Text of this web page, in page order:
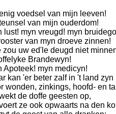
voedsel van mijn leeven!
van mijn ouderdom!
lust! myn vreugd! myn
van myn droeve zinnen!
zou uw ed'le deugd niet
Brandewyn!
Apoteek! myn medicyn!
kan 'er beter zalf in 't land zyn
wonden, zinkings, hoofd- en
de doffe geesten op,
ze ook opwaarts na den